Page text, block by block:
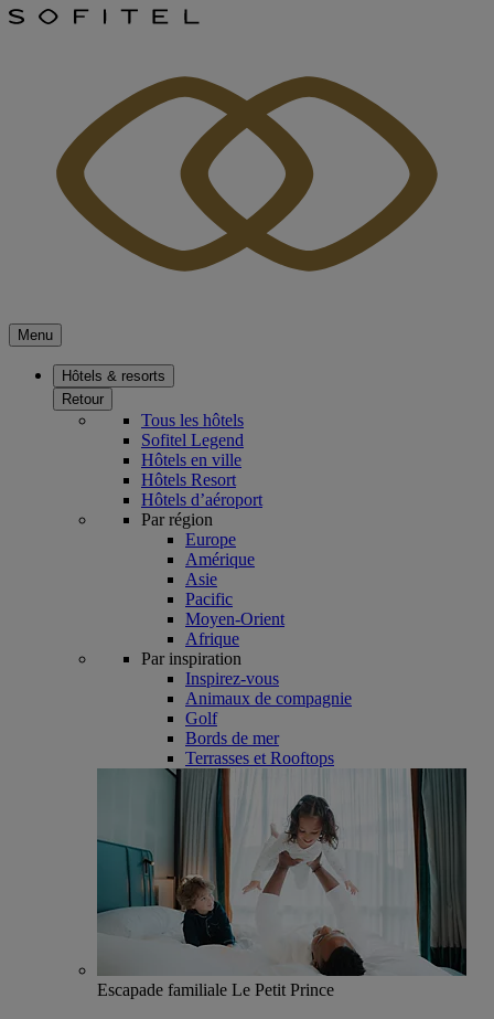
Menu
Hôtels & resorts
Retour
Tous les hôtels
Sofitel Legend
Hôtels en ville
Hôtels Resort
Hôtels d’aéroport
Par région
Europe
Amérique
Asie
Pacific
Moyen-Orient
Afrique
Par inspiration
Inspirez-vous
Animaux de compagnie
Golf
Bords de mer
Terrasses et Rooftops
Escapade familiale Le Petit Prince